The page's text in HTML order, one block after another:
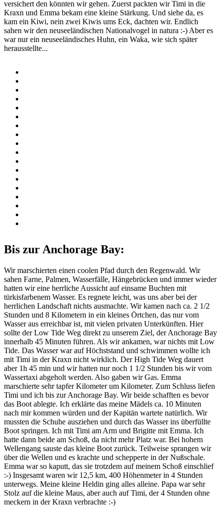
versichert den könnten wir gehen. Zuerst packten wir Timi in die
Kraxn und Emma bekam eine kleine Stärkung. Und siehe da, es
kam ein Kiwi, nein zwei Kiwis ums Eck, dachten wir. Endlich
sahen wir den neuseeländischen Nationalvogel in natura :-) Aber es
war nur ein neuseeländisches Huhn, ein Waka, wie sich später
herausstellte...
Bis zur Anchorage Bay:
Wir marschierten einen coolen Pfad durch den Regenwald. Wir
sahen Farne, Palmen, Wasserfälle, Hängebrücken und immer wieder
hatten wir eine herrliche Aussicht auf einsame Buchten mit
türkisfarbenem Wasser. Es regnete leicht, was uns aber bei der
herrlichen Landschaft nichts ausmachte. Wir kamen nach ca. 2 1/2
Stunden und 8 Kilometern in ein kleines Örtchen, das nur vom
Wasser aus erreichbar ist, mit vielen privaten Unterkünften. Hier
sollte der Low Tide Weg direkt zu unserem Ziel, der Anchorage Bay
innerhalb 45 Minuten führen. Als wir ankamen, war nichts mit Low
Tide. Das Wasser war auf Höchststand und schwimmen wollte ich
mit Timi in der Kraxn nicht wirklich. Der High Tide Weg dauert
aber 1h 45 min und wir hatten nur noch 1 1/2 Stunden bis wir vom
Wassertaxi abgeholt werden. Also gaben wir Gas. Emma
marschierte sehr tapfer Kilometer um Kilometer. Zum Schluss liefen
Timi und ich bis zur Anchorage Bay. Wir beide schafften es bevor
das Boot ablegte. Ich erklärte das meine Mädels ca. 10 Minuten
nach mir kommen würden und der Kapitän wartete natürlich. Wir
mussten die Schuhe ausziehen und durch das Wasser ins überfüllte
Boot springen. Ich mit Timi am Arm und Brigitte mit Emma. Ich
hatte dann beide am Schoß, da nicht mehr Platz war. Bei hohem
Wellengang sauste das kleine Boot zurück. Teilweise sprangen wir
über die Wellen und es krachte und schepperte in der Nußschale.
Emma war so kaputt, das sie trotzdem auf meinem Schoß einschlief
:-) Insgesamt waren wir 12,5 km, 400 Höhenmeter in 4 Stunden
unterwegs. Meine kleine Heldin ging alles alleine. Papa war sehr
Stolz auf die kleine Maus, aber auch auf Timi, der 4 Stunden ohne
meckern in der Kraxn verbrachte :-)